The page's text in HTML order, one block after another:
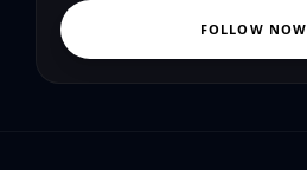
FOLLOW NOW